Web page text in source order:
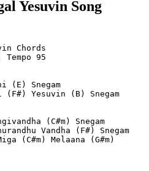
Yesuvin Song
Chords
95
(E) Snegam
(F#) Yesuvin (B) Snegam
(C#m) Snegam
Vandha (F#) Snegam
(C#m) Melaana (G#m)